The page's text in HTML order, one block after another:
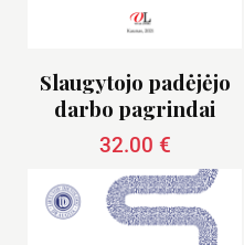
Slaugytojo padėjėjo
darbo pagrindai
32.00 €